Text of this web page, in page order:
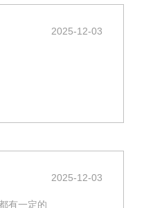
2025-12-03
2025-12-03
有一定的